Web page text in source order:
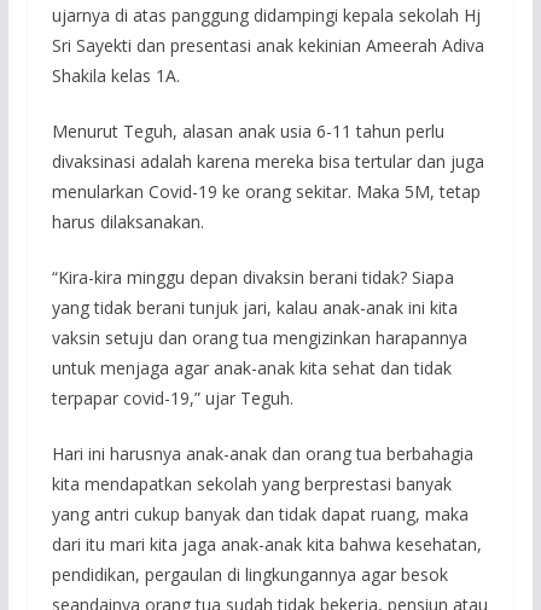
ujarnya di atas panggung didampingi kepala sekolah Hj
Sri Sayekti dan presentasi anak kekinian Ameerah Adiva
Shakila kelas 1A.
Menurut Teguh, alasan anak usia 6-11 tahun perlu
divaksinasi adalah karena mereka bisa tertular dan juga
menularkan Covid-19 ke orang sekitar. Maka 5M, tetap
harus dilaksanakan.
“Kira-kira minggu depan divaksin berani tidak? Siapa
yang tidak berani tunjuk jari, kalau anak-anak ini kita
vaksin setuju dan orang tua mengizinkan harapannya
untuk menjaga agar anak-anak kita sehat dan tidak
terpapar covid-19,” ujar Teguh.
Hari ini harusnya anak-anak dan orang tua berbahagia
kita mendapatkan sekolah yang berprestasi banyak
yang antri cukup banyak dan tidak dapat ruang, maka
dari itu mari kita jaga anak-anak kita bahwa kesehatan,
pendidikan, pergaulan di lingkungannya agar besok
seandainya orang tua sudah tidak bekerja, pensiun atau